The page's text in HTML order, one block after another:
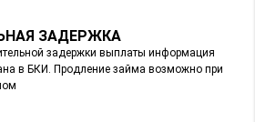
ЗАДЕРЖКА
задержки выплаты информация
в БКИ. Продление займа возможно при